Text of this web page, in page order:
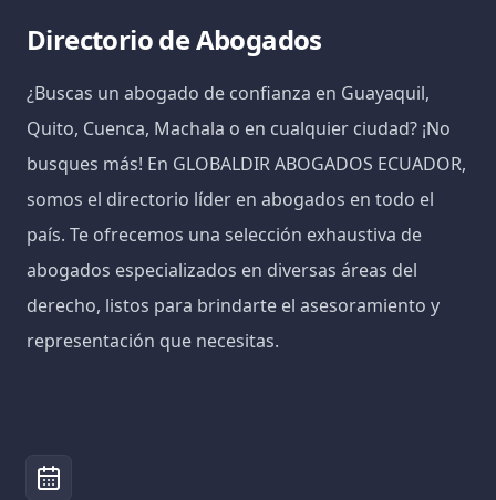
Directorio de Abogados
¿Buscas un abogado de confianza en Guayaquil,
Quito, Cuenca, Machala o en cualquier ciudad? ¡No
busques más! En GLOBALDIR ABOGADOS ECUADOR,
somos el directorio líder en abogados en todo el
país. Te ofrecemos una selección exhaustiva de
abogados especializados en diversas áreas del
derecho, listos para brindarte el asesoramiento y
representación que necesitas.